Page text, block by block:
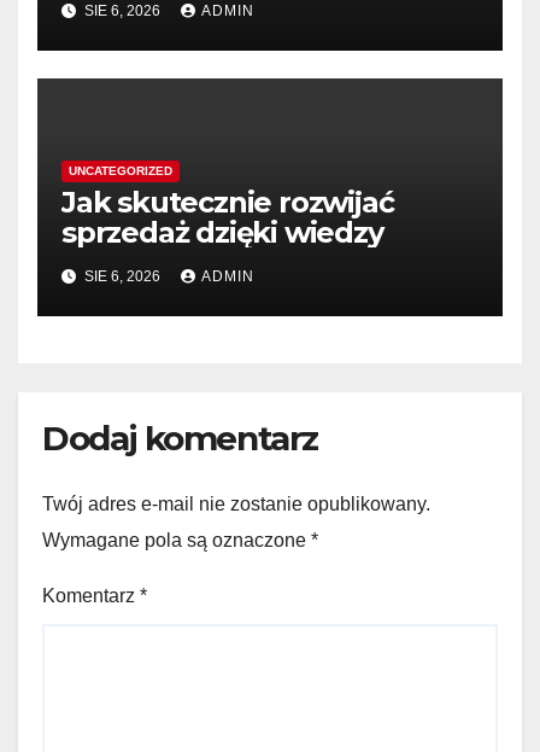
SIE 6, 2026 ADMIN
UNCATEGORIZED
Jak skutecznie rozwijać
sprzedaż dzięki wiedzy
SIE 6, 2026 ADMIN
Dodaj komentarz
Twój adres e-mail nie zostanie opublikowany.
Wymagane pola są oznaczone *
Komentarz *